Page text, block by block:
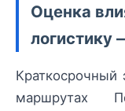
Оценка
логистику
Краткосрочный
маршрутах